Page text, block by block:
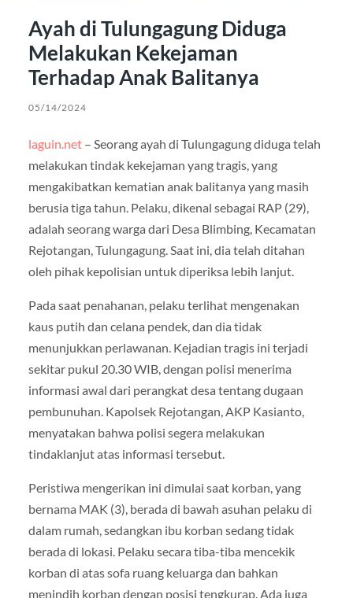
Ayah di Tulungagung Diduga
Melakukan Kekejaman
Terhadap Anak Balitanya
05/14/2024
laguin.net– Seorang ayah di Tulungagung diduga telah
melakukan tindak kekejaman yang tragis, yang
mengakibatkan kematian anak balitanya yang masih
berusia tiga tahun. Pelaku, dikenal sebagai RAP (29),
adalah seorang warga dari Desa Blimbing, Kecamatan
Rejotangan, Tulungagung. Saat ini, dia telah ditahan
oleh pihak kepolisian untuk diperiksa lebih lanjut.
Pada saat penahanan, pelaku terlihat mengenakan
kaus putih dan celana pendek, dan dia tidak
menunjukkan perlawanan. Kejadian tragis ini terjadi
sekitar pukul 20.30 WIB, dengan polisi menerima
informasi awal dari perangkat desa tentang dugaan
pembunuhan. Kapolsek Rejotangan, AKP Kasianto,
menyatakan bahwa polisi segera melakukan
tindaklanjut atas informasi tersebut.
Peristiwa mengerikan ini dimulai saat korban, yang
bernama MAK (3), berada di bawah asuhan pelaku di
dalam rumah, sedangkan ibu korban sedang tidak
berada di lokasi. Pelaku secara tiba-tiba mencekik
korban di atas sofa ruang keluarga dan bahkan
menindih korban dengan posisi tengkurap. Ada juga